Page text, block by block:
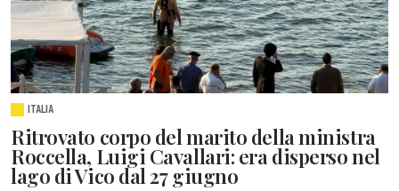
ITALIA
Ritrovato corpo del marito della ministra
Roccella, Luigi Cavallari: era disperso nel
lago di Vico dal 27 giugno